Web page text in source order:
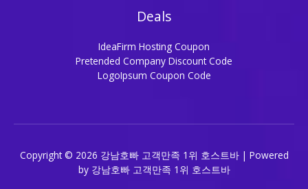
Deals
IdeaFirm Hosting Coupon
Pretended Company Discount Code
LogoIpsum Coupon Code
Copyright © 2026 강남호빠 고객만족 1위 호스트바 | Powered
by 강남호빠 고객만족 1위 호스트바